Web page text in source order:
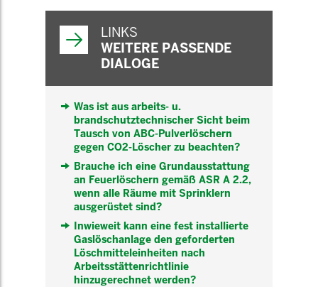
LINKS
WEITERE PASSENDE
DIALOGE
Was ist aus arbeits- u.
brandschutztechnischer Sicht beim
Tausch von ABC-Pulverlöschern
gegen CO2-Löscher zu beachten?
Brauche ich eine Grundausstattung
an Feuerlöschern gemäß ASR A 2.2,
wenn alle Räume mit Sprinklern
ausgerüstet sind?
Inwieweit kann eine fest installierte
Gaslöschanlage den geforderten
Löschmitteleinheiten nach
Arbeitsstättenrichtlinie
hinzugerechnet werden?